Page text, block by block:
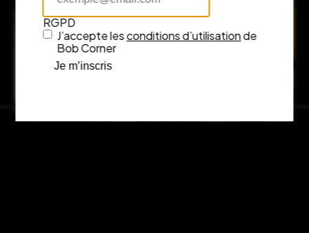
RGPD
J’accepte lesconditions d’utilisationde
Bob Corner
Je m’inscris